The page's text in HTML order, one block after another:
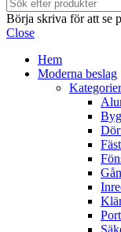
Börja skriva för att se
Close
Hem
Moderna beslag
Kategorier